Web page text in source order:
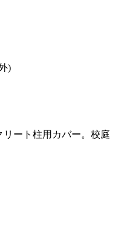
ート柱用カバー。校庭